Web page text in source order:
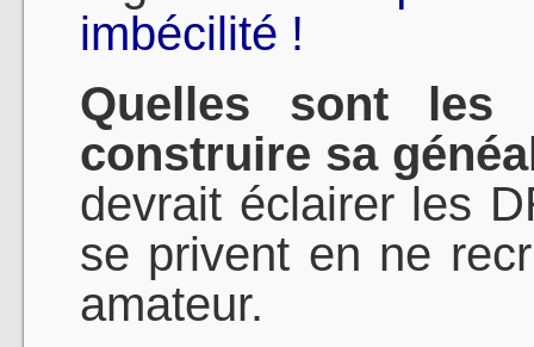
imbécilité !
Quelles sont les
construire sa
devrait éclairer les
se privent en ne
amateur.